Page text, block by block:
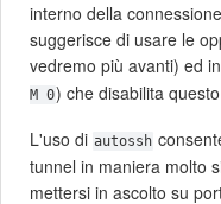
interno della
suggerisce di usare le
vedremo più avanti) ed
M 0) che disabilita
L'uso di autossh
tunnel in maniera molto
mettersi in ascolto su